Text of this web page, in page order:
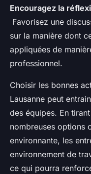
Encouragez la
Favorisez une
sur la manière dont
appliquées de
professionnel.
Choisir les bonnes
Lausanne peut
des équipes. En
nombreuses options
environnante, les
environnement de
ce qui pourra